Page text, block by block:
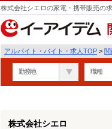
株式会社シエロの家電・携帯販売の
アルバイト・バイト・求人TOP > 関
勤務地 職種
遣
株式会社シエロ